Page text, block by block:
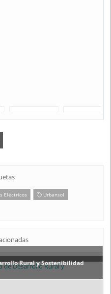
Eléctricos
Urbansol
Rural y Sostenibilidad